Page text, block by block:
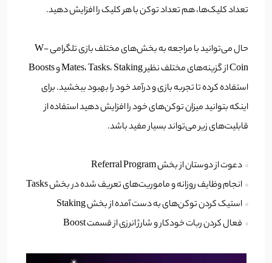
تعداد کلیک‌ها، هم تعداد توکن با هر کلیک را افزایش دهید.
حال می‌توانید با مراجعه به بخش‌های مختلف بازی تلگرامی W-
Coin از گزینه‌های مختلف نظیر Mates، Tasks، Staking و Boosts
استفاده کرده تا تجربه بازی و درآمد خود را بهبود ببخشید. برای
اینکه بتوانید میزان توکن‌های خود را افزایش دهید استفاده از
قابلیت‌های زیر می‌تواند بسیار مفید باشد.
دعوت از دوستان از بخش Referral Program‌
انجام وظایف روزانه و ماموریت‌های تعریف شده در بخش Tasks
استیک کردن توکن‌های به دست آمده از بخش Staking
فعال کردن ربات خودکار و شارژ انرزی از قسمت Boost